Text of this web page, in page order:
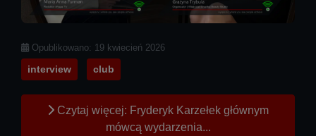
Szczegóły
Opublikowano: 19 kwiecień 2026
interview club
Czytaj więcej: Fryderyk Karzełek głównym
mówcą wydarzenia...